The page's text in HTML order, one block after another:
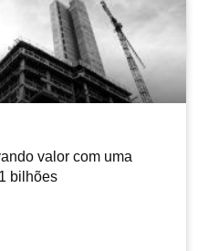
valor com uma
bilhões